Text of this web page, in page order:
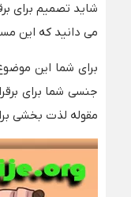
شاید تصمیم برای
می دانید که این
برای شما این
جنسی شما برای
مقوله لذت بخشی